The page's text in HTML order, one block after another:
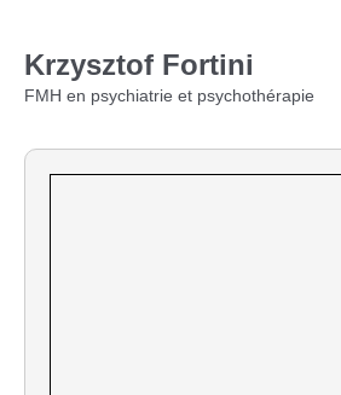
Krzysztof Fortini
FMH en psychiatrie et psychothérapie